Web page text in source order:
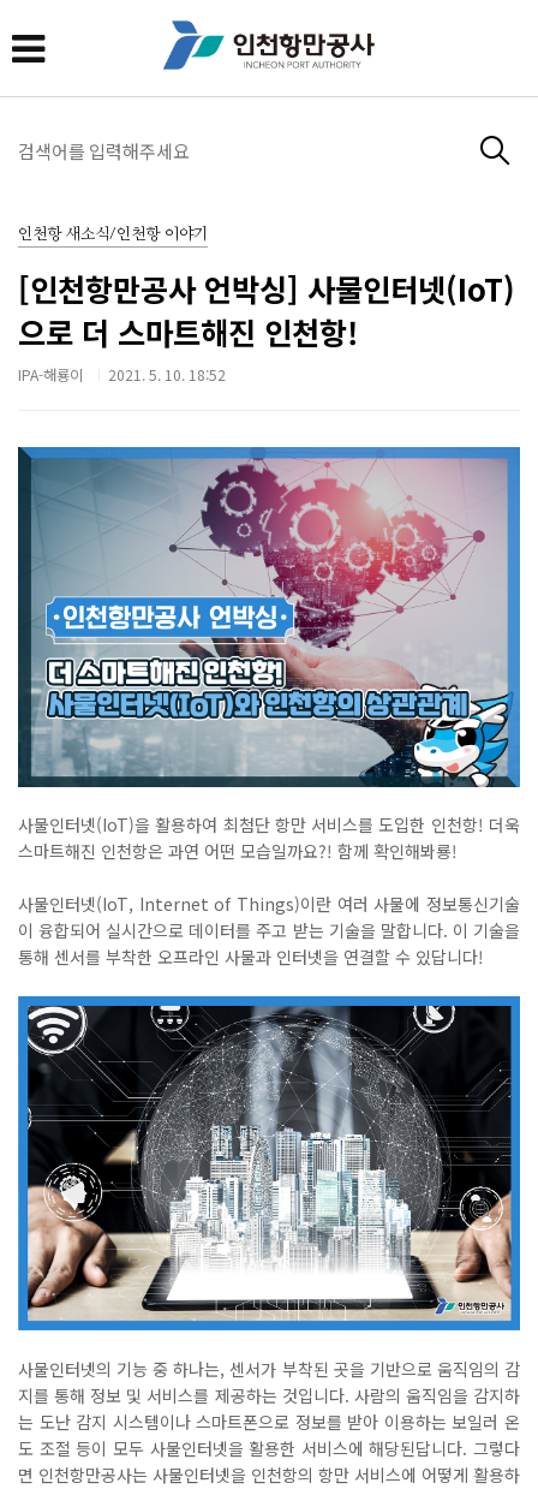
인천항 새소식/인천항 이야기
[인천항만공사 언박싱] 사물인터넷(IoT)
으로 더 스마트해진 인천항!
IPA-해룡이 2021. 5. 10. 18:52
사물인터넷(IoT)을 활용하여 최첨단 항만 서비스를 도입한 인천항! 더욱
스마트해진 인천항은 과연 어떤 모습일까요?! 함께 확인해봐룡!
사물인터넷(IoT, Internet of Things)이란 여러 사물에 정보통신기술
이 융합되어 실시간으로 데이터를 주고 받는 기술을 말합니다. 이 기술을
통해 센서를 부착한 오프라인 사물과 인터넷을 연결할 수 있답니다!
사물인터넷의 기능 중 하나는,센서가 부착된 곳을 기반으로 움직임의 감
지를 통해 정보 및 서비스를 제공하는 것입니다. 사람의 움직임을 감지하
는 도난 감지 시스템이나 스마트폰으로 정보를 받아 이용하는 보일러 온
도 조절 등이 모두 사물인터넷을 활용한 서비스에 해당된답니다. 그렇다
면 인천항만공사는 사물인터넷을 인천항의 항만 서비스에 어떻게 활용하